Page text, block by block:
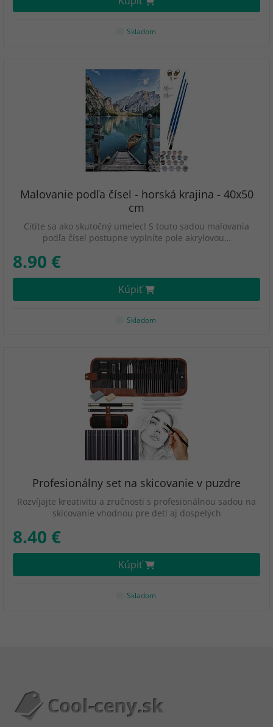
Skladom
Malovanie podľa čísel - horská krajina - 40x50
cm
Cítite sa ako skutočný umelec! S touto sadou maľovania
podľa čísel postupne vyplníte pole akrylovou…
8.90 €
Kúpiť
Skladom
Profesionálny set na skicovanie v puzdre
Rozvíjajte kreativitu a zručnosti s profesionálnou sadou na
skicovanie vhodnou pre deti aj dospelých
8.40 €
Kúpiť
Skladom